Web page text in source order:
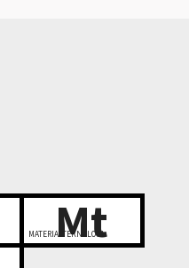
Mt
MATERIALTEKNOLOGI